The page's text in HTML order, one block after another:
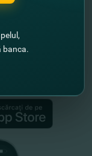
a
banca.